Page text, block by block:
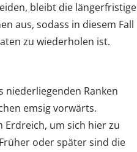
bleibt die längerfristige
aus, sodass in diesem Fall
zu wiederholen ist.
niederliegenden Ranken
emsig vorwärts.
Erdreich, um sich hier zu
oder später sind die